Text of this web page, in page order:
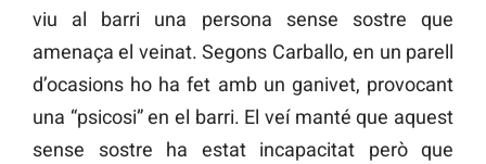
viu al barri una persona sense sostre que
amenaça el veinat. Segons Carballo, en un parell
d’ocasions ho ha fet amb un ganivet, provocant
una “psicosi” en el barri. El veí manté que aquest
sense sostre ha estat incapacitat però que